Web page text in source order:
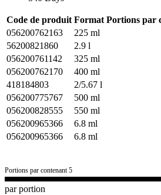
Code de produit Format Portions par
056200762163
225 ml
56200821860
2.9 l
056200761142
325 ml
056200762170
400 ml
418184803
2/5.67 l
056200775767
500 ml
056200828555
550 ml
056200965366
6.8 ml
056200965366
6.8 ml
Portions par contenant 5
par portion